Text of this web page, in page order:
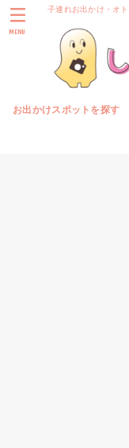
子連れお出かけ・オ
お出かけスポットを探す
MENU